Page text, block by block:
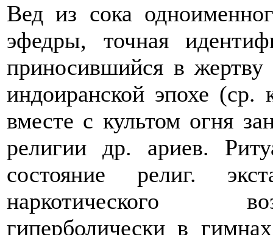
Вед из сока
эфедры, точная
приносившийся в
индоиранской эпохе
вместе с культом огня
религии др. ариев.
состояние религ.
наркотического
гиперболически в